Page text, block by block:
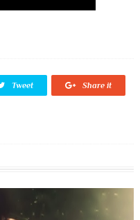
Tweet Share it